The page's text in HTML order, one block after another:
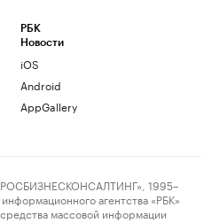
РБК
Новости
iOS
Android
AppGallery
1995–
агентства «РБК»
массовой информации